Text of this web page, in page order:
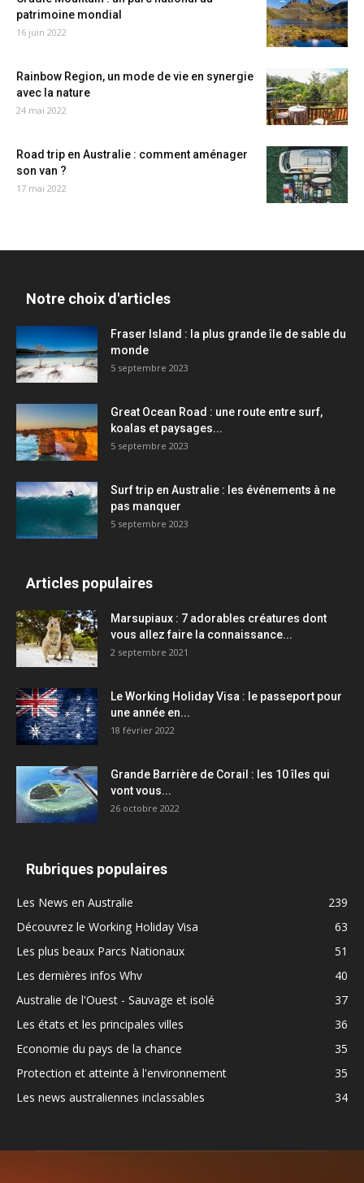
patrimoine mondial
16 juin 2022
Rainbow Region, un mode de vie en synergie
avec la nature
24 mai 2022
Road trip en Australie : comment aménager
son van ?
17 mai 2022
Notre choix d'articles
Fraser Island : la plus grande île de sable du
monde
5 septembre 2023
Great Ocean Road : une route entre surf,
koalas et paysages...
5 septembre 2023
Surf trip en Australie : les événements à ne
pas manquer
5 septembre 2023
Articles populaires
Marsupiaux : 7 adorables créatures dont
vous allez faire la connaissance...
2 septembre 2021
Le Working Holiday Visa : le passeport pour
une année en...
18 février 2022
Grande Barrière de Corail : les 10 îles qui
vont vous...
26 octobre 2022
Rubriques populaires
Les News en Australie
239
Découvrez le Working Holiday Visa
63
Les plus beaux Parcs Nationaux
51
Les dernières infos Whv
40
Australie de l'Ouest - Sauvage et isolé
37
Les états et les principales villes
36
Economie du pays de la chance
35
Protection et atteinte à l'environnement
35
Les news australiennes inclassables
34